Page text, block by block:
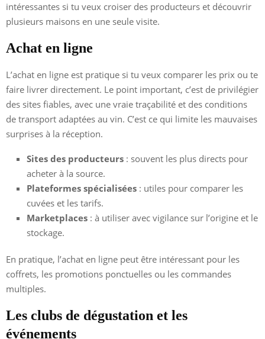
intéressantes si tu veux croiser des producteurs et découvrir
plusieurs maisons en une seule visite.
Achat en ligne
L’achat en ligne est pratique si tu veux comparer les prix ou te
faire livrer directement. Le point important, c’est de privilégier
des sites fiables, avec une vraie traçabilité et des conditions
de transport adaptées au vin. C’est ce qui limite les mauvaises
surprises à la réception.
Sites des producteurs : souvent les plus directs pour
acheter à la source.
Plateformes spécialisées : utiles pour comparer les
cuvées et les tarifs.
Marketplaces : à utiliser avec vigilance sur l’origine et le
stockage.
En pratique, l’achat en ligne peut être intéressant pour les
coffrets, les promotions ponctuelles ou les commandes
multiples.
Les clubs de dégustation et les
événements